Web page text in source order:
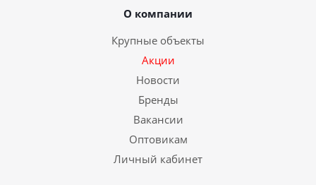
О компании
Крупные объекты
Акции
Новости
Бренды
Вакансии
Оптовикам
Личный кабинет